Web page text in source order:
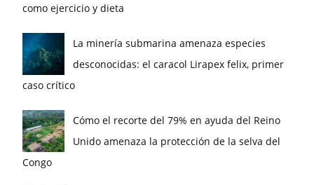
como ejercicio y dieta
La minería submarina amenaza especies
desconocidas: el caracol Lirapex felix, primer
caso crítico
Cómo el recorte del 79% en ayuda del Reino
Unido amenaza la protección de la selva del
Congo